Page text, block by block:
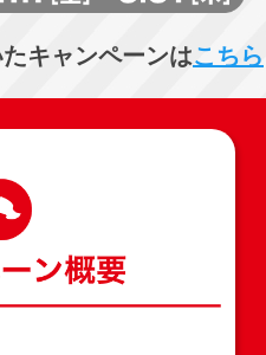
キャンペーンはこちら